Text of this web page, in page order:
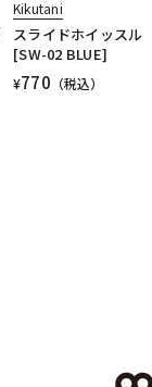
Kikutani
スライドホイッスル
[SW-02 BLUE]
¥770 （税込）